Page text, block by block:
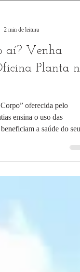
2 min de leitura
aí? Venha
Planta no
oferecida pelo
ensina o uso das
a saúde do